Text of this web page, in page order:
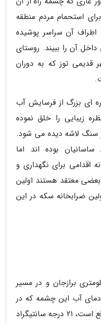
استحمام مردم منطقه
آن سراسر پوشیده
آن را ببیند. روستای
قدیمی توز که به دوران
ای بزرگ از فرسایش آب
زیبایی را خلق نموده
سنگ لاشه دیده می شود.
بوده اند اما
اقدامی برای نگهداری و
معتقد هستند اولین
ضرابخانه سکه در این
خانیک در فاصله 30 کیلومتری برازجان و در مسیر
دمای آب این چشمه که در
یک کیلومترى روستاى خانیک واقع است، 21 درجه سانتیگراد